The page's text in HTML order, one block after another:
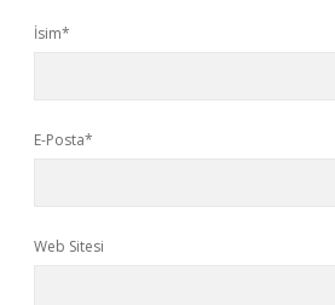
İsim*
E-Posta*
Web Sitesi